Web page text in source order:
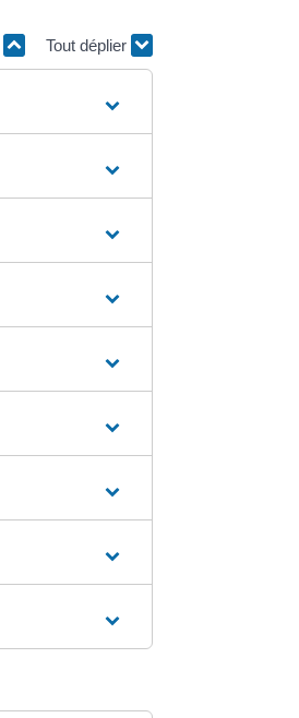
Tout déplier